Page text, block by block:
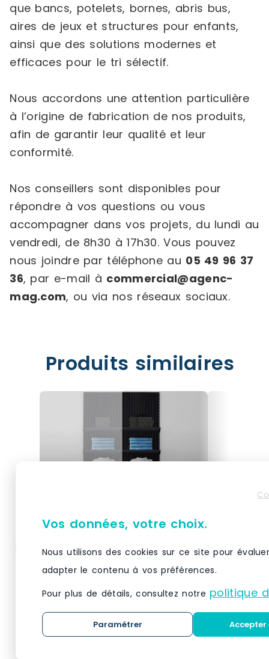
que bancs, potelets, bornes, abris bus,
aires de jeux et structures pour enfants,
ainsi que des solutions modernes et
efficaces pour le tri sélectif.
Nous accordons une attention particulière
à l’origine de fabrication de nos produits,
afin de garantir leur qualité et leur
conformité.
Nos conseillers sont disponibles pour
répondre à vos questions ou vous
accompagner dans vos projets, du lundi au
vendredi, de 8h30 à 17h30. Vous pouvez
nous joindre par téléphone au 05 49 96 37
36, par e-mail à commercial@agenc-
mag.com, ou via nos réseaux sociaux.
Produits similaires
Élément suivant Vertigo
noir/noir 5 tablettes
départ Vertigo coordonné : une
solution évolutive permettant de
doubler votre surface d'exposition
Élément
À
départ
solution
doubler
Vos données, votre choix.
Nous utilisons des cookies sur ce site pour
adapter le contenu à vos préférences.
Pour plus de détails, consultez notre politique
Paramétrer